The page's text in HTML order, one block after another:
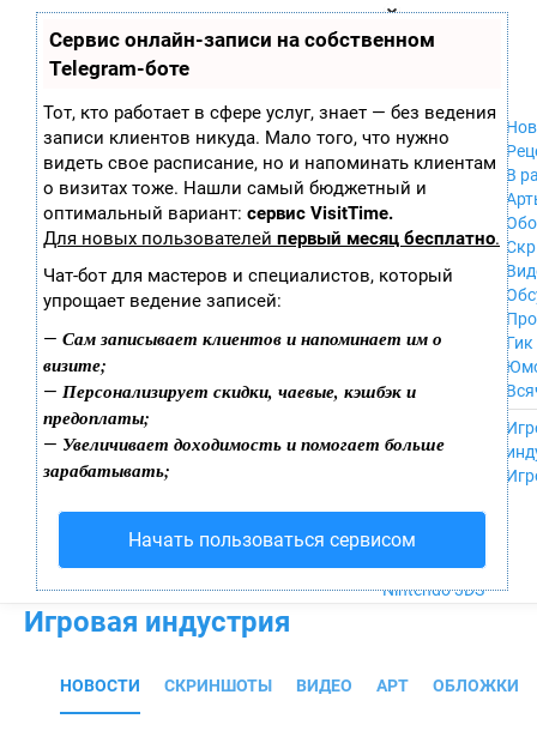
Сервис онлайн-записи на собственном
Telegram-боте
Тот, кто работает в сфере услуг, знает — без ведения
записи клиентов никуда. Мало того, что нужно
видеть свое расписание, но и напоминать клиентам
о визитах тоже. Нашли самый бюджетный и
оптимальный вариант: сервис VisitTime.
Для новых пользователей первый месяц бесплатно.
Чат-бот для мастеров и специалистов, который
упрощает ведение записей:
— Сам записывает клиентов и напоминает им о
визите;
— Персонализирует скидки, чаевые, кэшбэк и
предоплаты;
— Увеличивает доходимость и помогает больше
зарабатывать;
Начать пользоваться сервисом
играх
ла
ор
ы
Xbox 360
Wii
GameCube
PS
PS2
PS3
Nintendo 64
PSP
iPhone, iPod,
MacOS
NES
Wii U
PS4
Xbox One
Nintendo 3DS
В
Гик
Игровая индустрия
НОВОСТИ СКРИНШОТЫ ВИДЕО АРТ ОБЛОЖКИ